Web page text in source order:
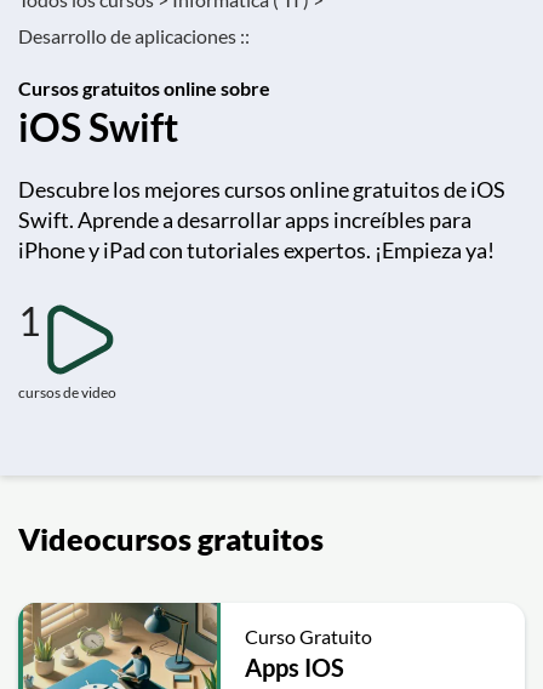
Desarrollo de aplicaciones ::
Cursos gratuitos online sobre
iOS Swift
Descubre los mejores cursos online gratuitos de iOS
Swift. Aprende a desarrollar apps increíbles para
iPhone y iPad con tutoriales expertos. ¡Empieza ya!
1
cursos de video
Videocursos gratuitos
Curso Gratuito
Apps IOS